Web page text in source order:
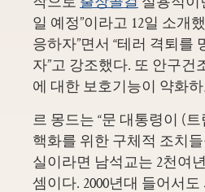
일 예정”이라고 12일 소개
응하자”면서 “테러 격퇴
자”고 강조했다. 또 안구
에 대한 보호기능이 약화
르 몽드는 “문 대통령이 (
핵화를 위한 구체적 조치
실이라면 남석교는 2천여
셈이다. 2000년대 들어서